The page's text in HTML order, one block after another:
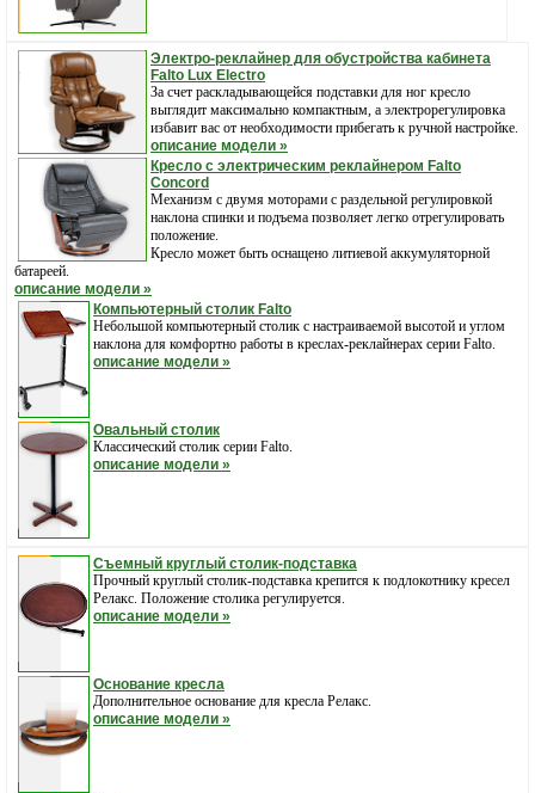
Электро-реклайнер для обустройства кабинета
Falto Lux Electro
За счет раскладывающейся подставки для ног кресло
выглядит максимально компактным, а электрорегулировка
избавит вас от необходимости прибегать к ручной настройке.
описание модели »
Кресло с электрическим реклайнером Falto
Concord
Механизм с двумя моторами с раздельной регулировкой
наклона спинки и подъема позволяет легко отрегулировать
положение.
Кресло может быть оснащено литиевой аккумуляторной
батареей.
описание модели »
Компьютерный столик Falto
Небольшой компьютерный столик с настраиваемой высотой и углом
наклона для комфортно работы в креслах-реклайнерах серии Falto.
описание модели »
Овальный столик
Классический столик серии Falto.
описание модели »
Съемный круглый столик-подставка
Прочный круглый столик-подставка крепится к подлокотнику кресел
Релакс. Положение столика регулируется.
описание модели »
Основание кресла
Дополнительное основание для кресла Релакс.
описание модели »